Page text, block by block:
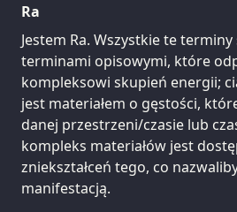
Ra
Jestem Ra. Wszystkie te
terminami opisowymi, które
kompleksowi skupień energii;
jest materiałem o gęstości,
danej przestrzeni/czasie lub
kompleks materiałów jest
zniekształceń tego, co
manifestacją.